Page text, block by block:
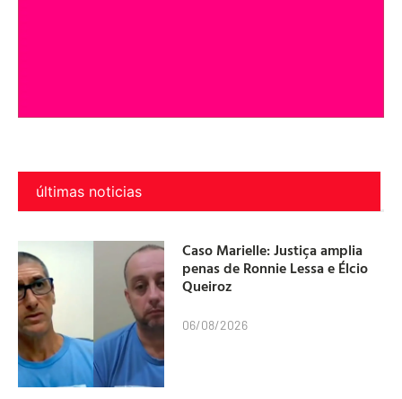
últimas noticias
Caso Marielle: Justiça amplia
penas de Ronnie Lessa e Élcio
Queiroz
06/08/2026